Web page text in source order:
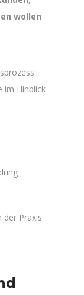
wollen
im Hinblick
der Praxis